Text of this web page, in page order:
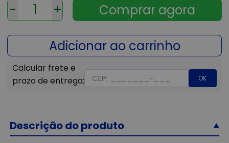
- +
OK
Descrição do produto